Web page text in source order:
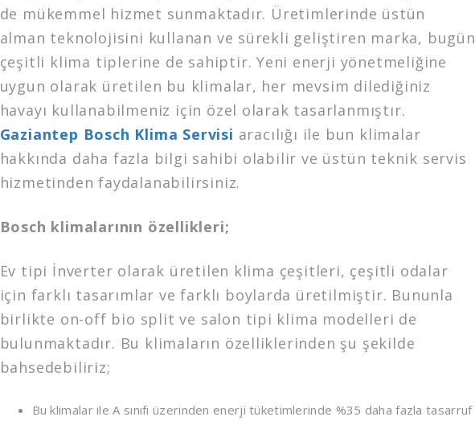
de mükemmel hizmet sunmaktadır. Üretimlerinde üstün
alman teknolojisini kullanan ve sürekli geliştiren marka, bugün
çeşitli klima tiplerine de sahiptir. Yeni enerji yönetmeliğine
uygun olarak üretilen bu klimalar, her mevsim dilediğiniz
havayı kullanabilmeniz için özel olarak tasarlanmıştır.
Gaziantep Bosch Klima Servisi aracılığı ile bun klimalar
hakkında daha fazla bilgi sahibi olabilir ve üstün teknik servis
hizmetinden faydalanabilirsiniz.
Bosch klimalarının özellikleri;
Ev tipi İnverter olarak üretilen klima çeşitleri, çeşitli odalar
için farklı tasarımlar ve farklı boylarda üretilmiştir. Bununla
birlikte on-off bio split ve salon tipi klima modelleri de
bulunmaktadır. Bu klimaların özelliklerinden şu şekilde
bahsedebiliriz;
Bu klimalar ile A sınıfı üzerinden enerji tüketimlerinde %35 daha fazla tasarruf